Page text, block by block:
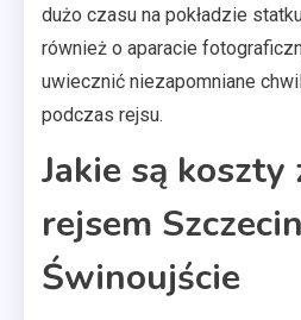
dużo czasu na pokładzie
również o aparacie
uwiecznić niezapomniane
podczas rejsu.
Jakie są koszty
rejsem Szczecin
Świnoujście